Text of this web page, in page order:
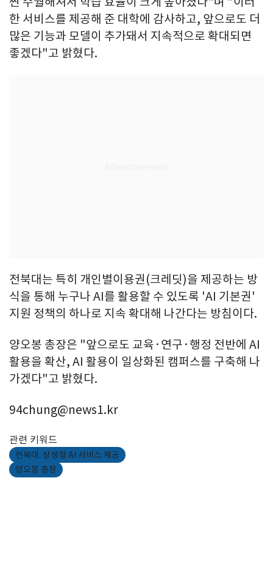
한 서비스를 제공해 준 대학에 감사하고, 앞으로도 더
많은 기능과 모델이 추가돼서 지속적으로 확대되면
좋겠다"고 밝혔다.
전북대는 특히 개인별이용권(크레딧)을 제공하는 방
식을 통해 누구나 AI를 활용할 수 있도록 'AI 기본권'
지원 정책의 하나로 지속 확대해 나간다는 방침이다.
양오봉 총장은 "앞으로도 교육·연구·행정 전반에 AI
활용을 확산, AI 활용이 일상화된 캠퍼스를 구축해 나
가겠다"고 밝혔다.
94chung@news1.kr
관련 키워드
전북대. 상생형 AI 서비스 제공
양오봉 총장